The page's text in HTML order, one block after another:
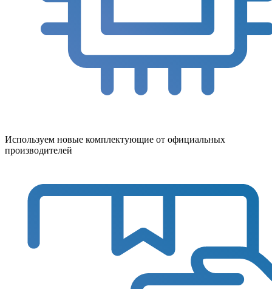
Используем новые комплектующие от официальных
производителей